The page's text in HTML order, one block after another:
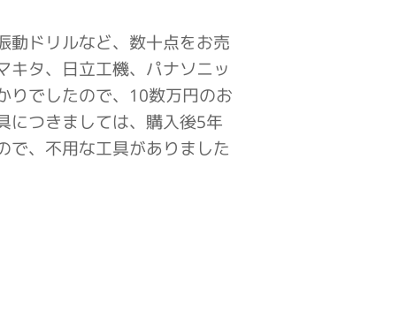
動ドリルなど、数十点をお売
キタ、日立工機、パナソニッ
でしたので、10数万円のお
つきましては、購入後5年
で、不用な工具がありました